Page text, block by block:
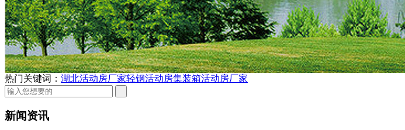
热门关键词： 湖北活动房厂家轻钢活动房集装箱活动房厂家
新闻资讯